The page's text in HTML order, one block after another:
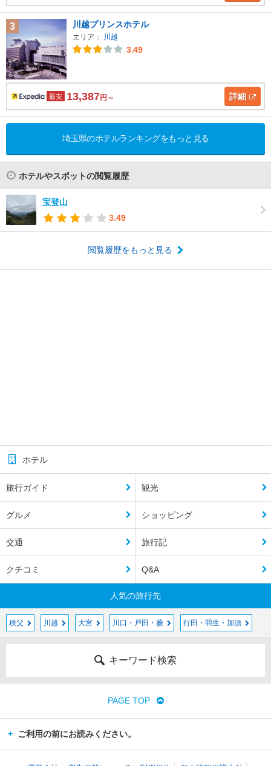
3 川越プリンスホテル
エリア： 川越
3.49
最安 13,387円～ 詳細
埼玉県のホテルランキングをもっと見る
ホテルやスポットの閲覧履歴
宝登山
3.49
閲覧履歴をもっと見る
ホテル
旅行ガイド 観光
グルメ ショッピング
交通 旅行記
クチコミ Q&A
人気の旅行先
秩父 川越 大宮 川口・戸田・蕨 行田・羽生・加須
キーワード検索
PAGE TOP
ご利用の前にお読みください。